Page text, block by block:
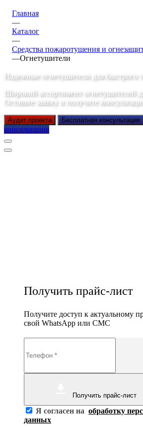
Главная
—
Каталог
—
Средства пожаротушения и
—Огнетушители
Надежные огнетушители для быстрого
Широкий ассортимент огнетушителей
Оставьте заявку и получите
Аудит проекта Бесплатная консультация
консультация
Получить прайс-лист
Получите доступ к актуальному
свой WhatsApp или СМС
Получить прайс-лист
Я согласен на обработку
данных